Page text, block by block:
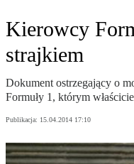
Kierowcy
strajkiem
Dokument ostrzegający o
Formuły 1, którym
Publikacja: 15.04.2014 17:10